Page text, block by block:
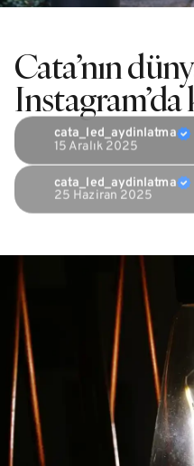
Cata’nın
cata_led_aydinlatma
15 Aralık 2025
cata_led_aydinlatma
25 Haziran 2025